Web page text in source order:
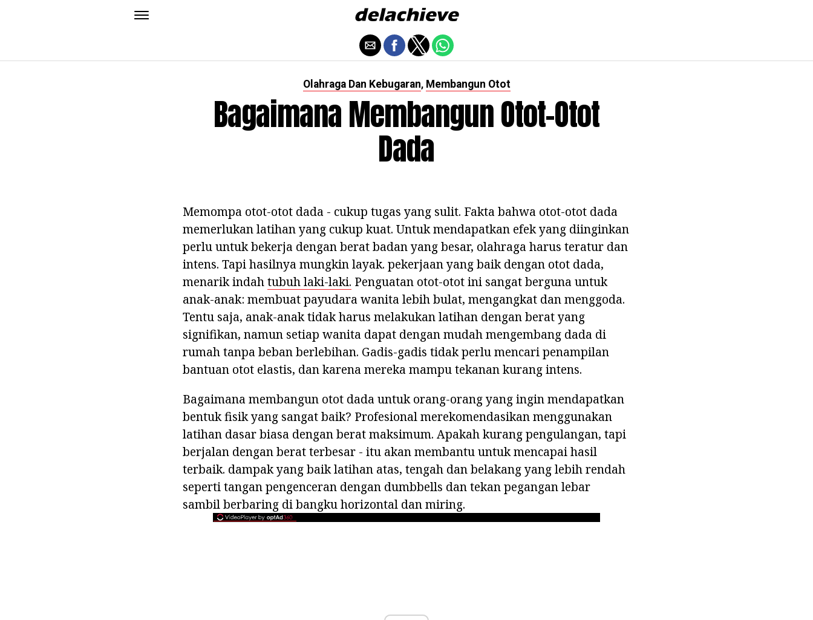
Olahraga Dan Kebugaran, Membangun Otot
Bagaimana Membangun Otot-Otot
Dada
Memompa otot-otot dada - cukup tugas yang sulit. Fakta bahwa otot-otot dada
memerlukan latihan yang cukup kuat. Untuk mendapatkan efek yang diinginkan
perlu untuk bekerja dengan berat badan yang besar, olahraga harus teratur dan
intens. Tapi hasilnya mungkin layak. pekerjaan yang baik dengan otot dada,
menarik indahtubuh laki-laki. Penguatan otot-otot ini sangat berguna untuk
anak-anak: membuat payudara wanita lebih bulat, mengangkat dan menggoda.
Tentu saja, anak-anak tidak harus melakukan latihan dengan berat yang
signifikan, namun setiap wanita dapat dengan mudah mengembang dada di
rumah tanpa beban berlebihan. Gadis-gadis tidak perlu mencari penampilan
bantuan otot elastis, dan karena mereka mampu tekanan kurang intens.
Bagaimana membangun otot dada untuk orang-orang yang ingin mendapatkan
bentuk fisik yang sangat baik? Profesional merekomendasikan menggunakan
latihan dasar biasa dengan berat maksimum. Apakah kurang pengulangan, tapi
berjalan dengan berat terbesar - itu akan membantu untuk mencapai hasil
terbaik. dampak yang baik latihan atas, tengah dan belakang yang lebih rendah
seperti tangan pengenceran dengan dumbbells dan tekan pegangan lebar
sambil berbaring di bangku horizontal dan miring.